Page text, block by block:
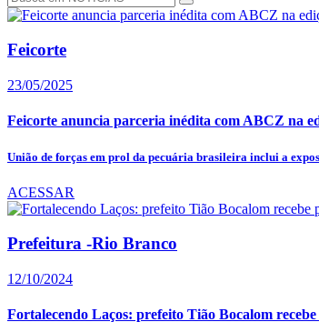
Feicorte
23/05/2025
Feicorte anuncia parceria inédita com ABCZ na
União de forças em prol da pecuária brasileira inclui a
ACESSAR
Prefeitura -Rio Branco
12/10/2024
Fortalecendo Laços: prefeito Tião Bocalom